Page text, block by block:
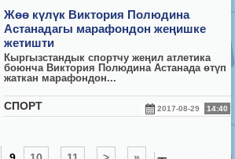
Жөө күлүк Виктория Полюдина
Астанадагы марафондон жеңишке
жетишти
Кыргызстандык спортчу жеңил атлетика
боюнча Виктория Полюдина Астанада өтүп
жаткан марафондон...
СПОРТ 2017-08-29 14:40